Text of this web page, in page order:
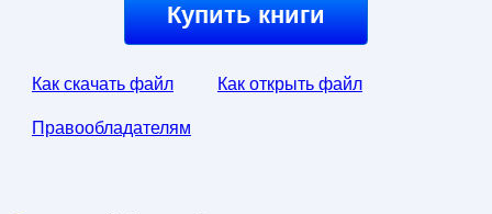
Купить книги
Как скачать файл Как открыть файл
Правообладателям